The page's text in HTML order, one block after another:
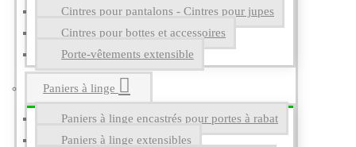
Cintres pour pantalons - Cintres pour jupes
Cintres pour bottes et accessoires
Porte-vêtements extensible
Paniers à linge
Paniers à linge encastrés pour portes à rabat
Paniers à linge extensibles